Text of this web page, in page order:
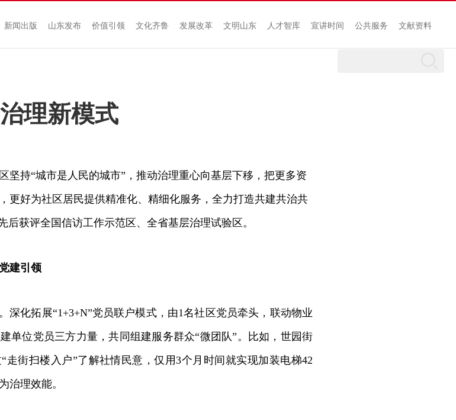
新闻出版 山东发布 价值引领 文化齐鲁 发展改革 文明山东 人才智库 宣讲时间 公共服务 文献资料
理新模式
持“城市是人民的城市”，推动治理重心向基层下移，把更多资
更好为社区居民提供精准化、精细化服务，全力打造共建共治共
后获评全国信访工作示范区、全省基层治理试验区。
建引领
化拓展“1+3+N”党员联户模式，由1名社区党员牵头，联动物业
单位党员三方力量，共同组建服务群众“微团队”。比如，世园街
走街扫楼入户”了解社情民意，仅用3个月时间就实现加装电梯42
治理效能。